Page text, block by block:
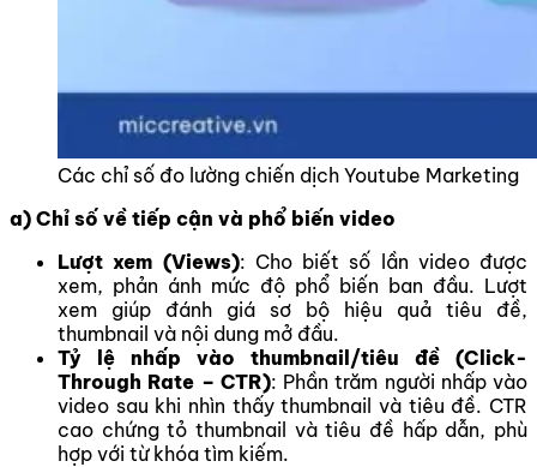
Các chỉ số đo lường chiến dịch Youtube Marketing
a) Chỉ số về tiếp cận và phổ biến video
Lượt xem (Views): Cho biết số lần video được
xem, phản ánh mức độ phổ biến ban đầu. Lượt
xem giúp đánh giá sơ bộ hiệu quả tiêu đề,
thumbnail và nội dung mở đầu.
Tỷ lệ nhấp vào thumbnail/tiêu đề (Click-
Through Rate – CTR): Phần trăm người nhấp vào
video sau khi nhìn thấy thumbnail và tiêu đề. CTR
cao chứng tỏ thumbnail và tiêu đề hấp dẫn, phù
hợp với từ khóa tìm kiếm.